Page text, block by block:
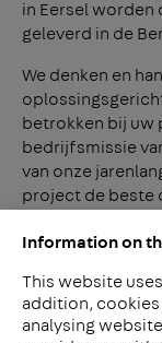
Information on
This website
addition,
analysing
in Eersel worden
geleverd in de
We denken en
betrokken bij uw
bedrijfsmissie
van onze
project de beste
LinkedIn